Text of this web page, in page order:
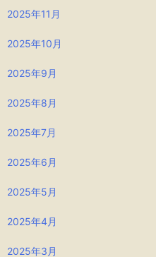
2025年11月
2025年10月
2025年9月
2025年8月
2025年7月
2025年6月
2025年5月
2025年4月
2025年3月